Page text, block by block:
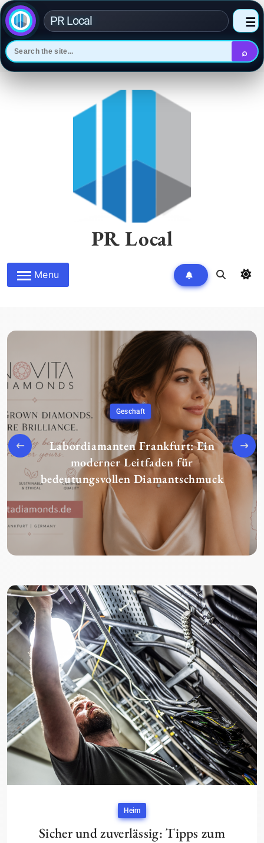
PR Local
⌕
☰
PR Local
Menu
Heim
Wie Fensterbau den Wohnkomfort
die Energieeffizienz Ihres
verbessert
Heim
Sicher und zuverlässig: Tipps zum